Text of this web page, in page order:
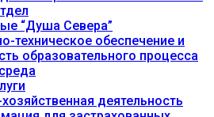
“Душа Севера”
техническое обеспечение и
образовательного процесса
деятельность